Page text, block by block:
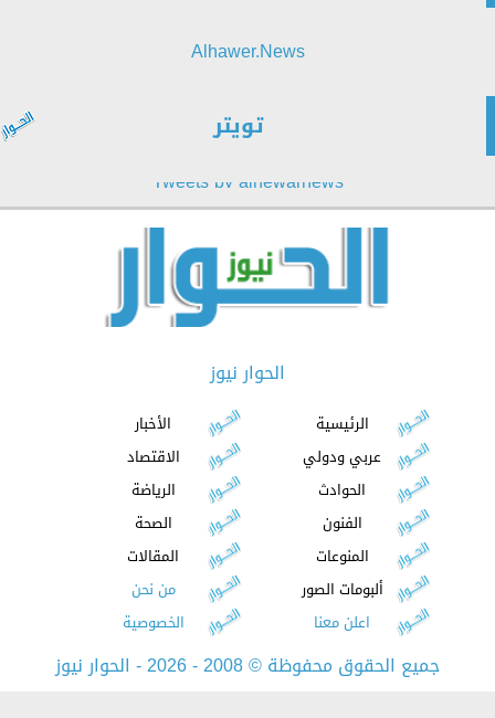
Alhawer.News
تويتر
Tweets by alhewarnews
الحوار نيوز
الرئيسية
الأخبار
عربي ودولي
الاقتصاد
الحوادث
الرياضة
الفنون
الصحة
المنوعات
المقالات
ألبومات الصور
من نحن
اعلن معنا
الخصوصية
جميع الحقوق محفوظة©